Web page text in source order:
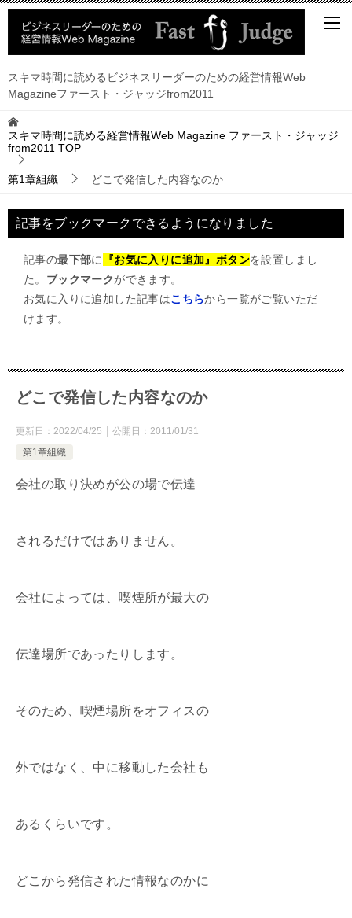
スキマ時間に読めるビジネスリーダーのための経営情報Web
Magazineファースト・ジャッジfrom2011
スキマ時間に読める経営情報Web Magazine ファースト・ジャッジ
from2011 TOP
第1章組織 どこで発信した内容なのか
記事をブックマークできるようになりました
記事の最下部に 『お気に入りに追加』ボタンを設置しまし
た。 ブックマークができます。
お気に入りに追加した記事はこちらから一覧がご覧いただ
けます。
どこで発信した内容なのか
更新日： 2022/04/25 公開日： 2011/01/31
第1章組織
会社の取り決めが公の場で伝達
されるだけではありません。
会社によっては、喫煙所が最大の
伝達場所であったりします。
そのため、喫煙場所をオフィスの
外ではなく、中に移動した会社も
あるくらいです。
どこから発信された情報なのかに